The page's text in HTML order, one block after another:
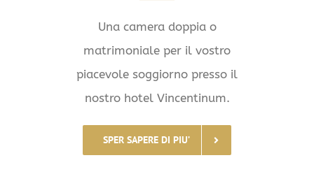
Una camera doppia o
matrimoniale per il vostro
piacevole soggiorno presso il
nostro hotel Vincentinum.
SPER SAPERE DI PIU’